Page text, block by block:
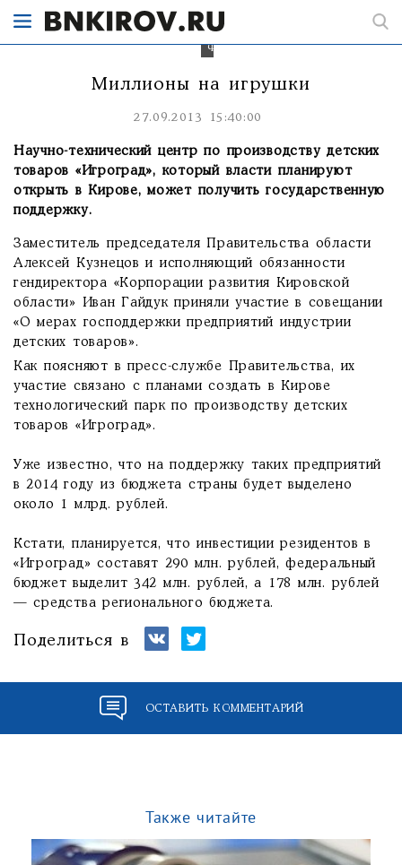
федеральное
финансирование
Миллионы на игрушки
27.09.2013 15:40:00
Научно-технический центр по производству детских
товаров «Игроград», который власти планируют
открыть в Кирове, может получить государственную
поддержку.
Заместитель председателя Правительства области
Алексей Кузнецов и исполняющий обязанности
гендиректора «Корпорации развития Кировской
области» Иван Гайдук приняли участие в совещании
«О мерах господдержки предприятий индустрии
детских товаров».
Как поясняют в пресс-службе Правительства, их
участие связано с планами создать в Кирове
технологический парк по производству детских
товаров «Игроград».
Уже известно, что на поддержку таких предприятий
в 2014 году из бюджета страны будет выделено
около 1 млрд. рублей.
Кстати, планируется, что инвестиции резидентов в
«Игроград» составят 290 млн. рублей, федеральный
бюджет выделит 342 млн. рублей, а 178 млн. рублей
— средства регионального бюджета.
Поделиться в
ОСТАВИТЬ КОММЕНТАРИЙ
Также читайте